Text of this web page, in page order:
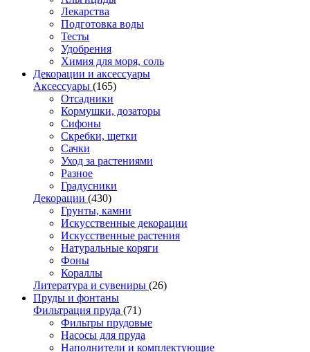
Лекарства
Подготовка воды
Тесты
Удобрения
Химия для моря, соль
Декорации и аксессуары
Аксессуары (165)
Отсадники
Кормушки, дозаторы
Сифоны
Скребки, щетки
Сачки
Уход за растениями
Разное
Градусники
Декорации (430)
Грунты, камни
Искусственные декорации
Искусственные растения
Натуральные коряги
Фоны
Кораллы
Литература и сувениры (26)
Пруды и фонтаны
Фильтрация пруда (71)
Фильтры прудовые
Насосы для пруда
Наполнители и комплектующие